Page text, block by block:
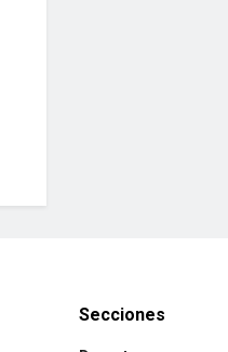
Secciones